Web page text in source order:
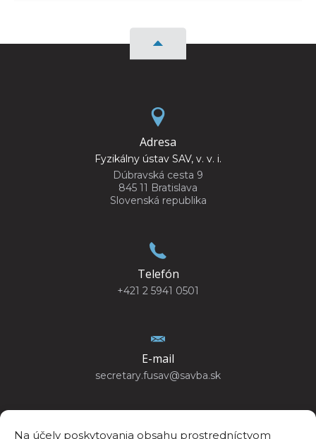
Na účely poskytovania obsahu prostredníctvom
Adresa
Fyzikálny ústav SAV, v. v. i.
Dúbravská cesta 9
845 11 Bratislava
Slovenská republika
Telefón
+421 2 5941 0501
E-mail
secretary.fusav@savba.sk